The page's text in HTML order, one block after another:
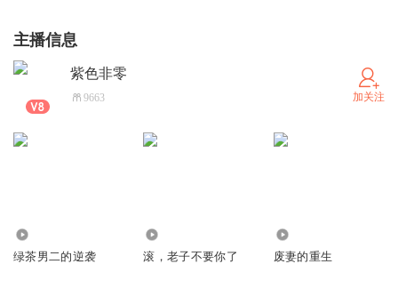
主播信息
紫色非零
9663 加关注
绿茶男二的逆袭 滚，老子不要你了 废妻的重生